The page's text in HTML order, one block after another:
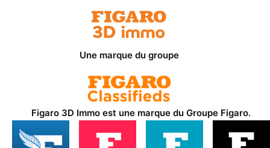
Une marque du groupe
Figaro 3D Immo est une marque du Groupe Figaro.